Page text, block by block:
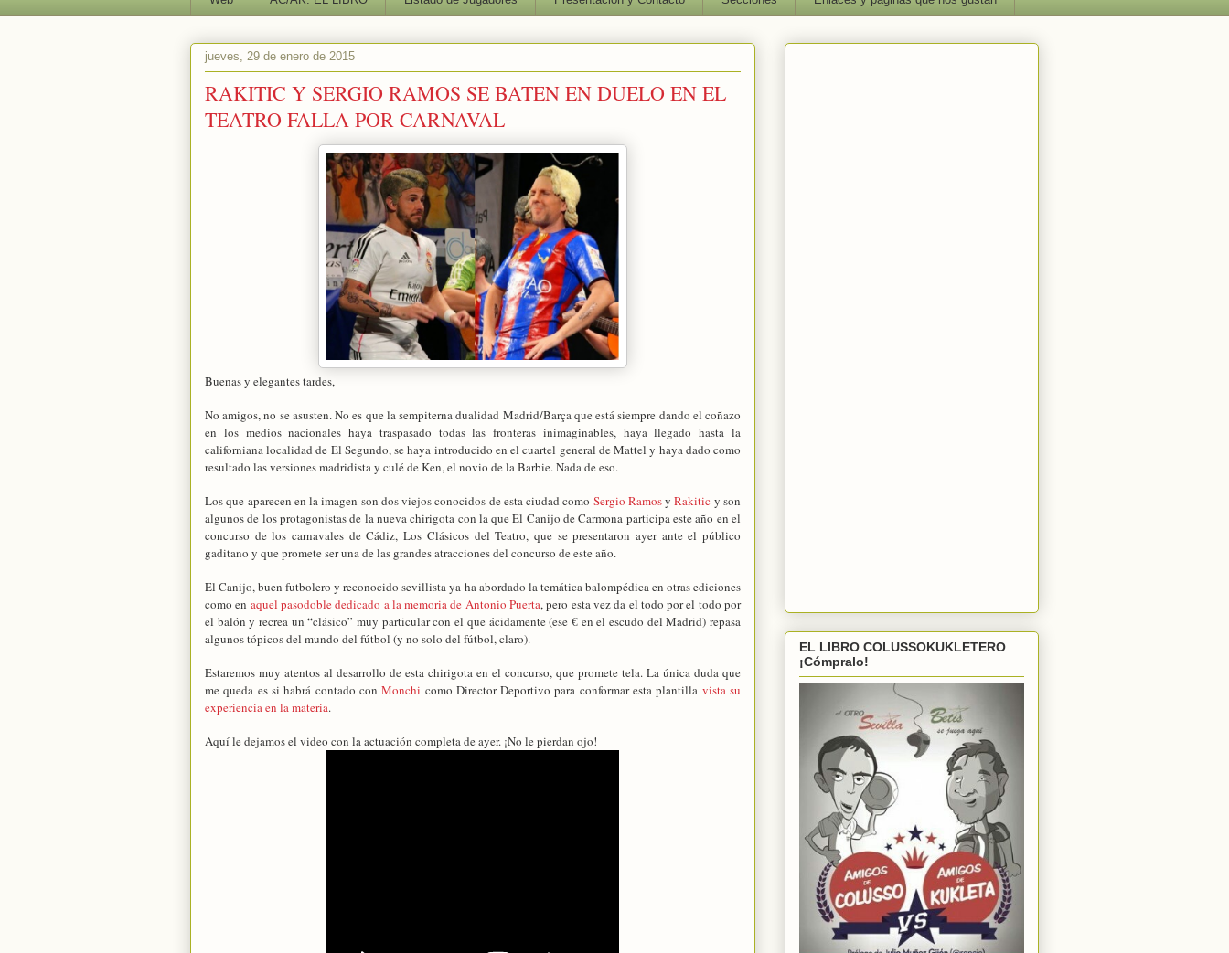
jueves, 29 de enero de 2015
RAKITIC Y SERGIO RAMOS SE BATEN EN DUELO EN EL
TEATRO FALLA POR CARNAVAL
Buenas y elegantes tardes,
No amigos, no se asusten. No es que la sempiterna dualidad Madrid/Barça que está siempre dando el coñazo
en los medios nacionales haya traspasado todas las fronteras inimaginables, haya llegado hasta la
californiana localidad de El Segundo, se haya introducido en el cuartel general de Mattel y haya dado como
resultado las versiones madridista y culé de Ken, el novio de la Barbie. Nada de eso.
Los que aparecen en la imagen son dos viejos conocidos de esta ciudad como Sergio RamosyRakitic y son
algunos de los protagonistas de la nueva chirigota con la que El Canijo de Carmona participa este año en el
concurso de los carnavales de Cádiz, Los Clásicos del Teatro, que se presentaron ayer ante el público
gaditano y que promete ser una de las grandes atracciones del concurso de este año.
El Canijo, buen futbolero y reconocido sevillista ya ha abordado la temática balompédica en otras ediciones
como en aquel pasodoble dedicado a la memoria de Antonio Puerta, pero esta vez da el todo por el todo por
el balón y recrea un “clásico” muy particular con el que ácidamente (ese € en el escudo del Madrid) repasa
algunos tópicos del mundo del fútbol (y no solo del fútbol, claro).
Estaremos muy atentos al desarrollo de esta chirigota en el concurso, que promete tela. La única duda que
me queda es si habrá contado conMonchi como Director Deportivo para conformar esta plantilla vista su
experiencia en la materia.
Aquí le dejamos el video con la actuación completa de ayer. ¡No le pierdan ojo!
EL LIBRO COLUSSOKUKLETERO
¡Cómpralo!